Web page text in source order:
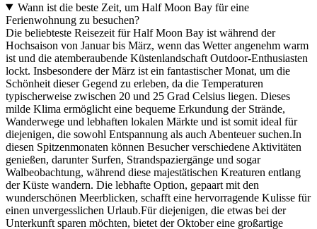
Wann ist die beste Zeit, um Half Moon Bay für eine
Ferienwohnung zu besuchen?
Die beliebteste Reisezeit für Half Moon Bay ist während der
Hochsaison von Januar bis März, wenn das Wetter angenehm warm
ist und die atemberaubende Küstenlandschaft Outdoor-Enthusiasten
lockt. Insbesondere der März ist ein fantastischer Monat, um die
Schönheit dieser Gegend zu erleben, da die Temperaturen
typischerweise zwischen 20 und 25 Grad Celsius liegen. Dieses
milde Klima ermöglicht eine bequeme Erkundung der Strände,
Wanderwege und lebhaften lokalen Märkte und ist somit ideal für
diejenigen, die sowohl Entspannung als auch Abenteuer suchen.In
diesen Spitzenmonaten können Besucher verschiedene Aktivitäten
genießen, darunter Surfen, Strandspaziergänge und sogar
Walbeobachtung, während diese majestätischen Kreaturen entlang
der Küste wandern. Die lebhafte Option, gepaart mit den
wunderschönen Meerblicken, schafft eine hervorragende Kulisse für
einen unvergesslichen Urlaub.Für diejenigen, die etwas bei der
Unterkunft sparen möchten, bietet der Oktober eine großartige